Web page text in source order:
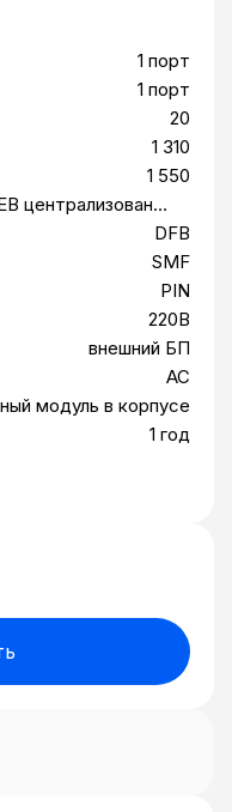
внешний
1 порт
1 порт
20
1 310
1 550
централизованно
в составе
шасси
DFB
SMF
PIN
220В
внешний БП
AC
модуль в корпусе
1 год